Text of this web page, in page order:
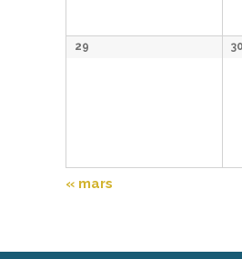
29 30
« mars